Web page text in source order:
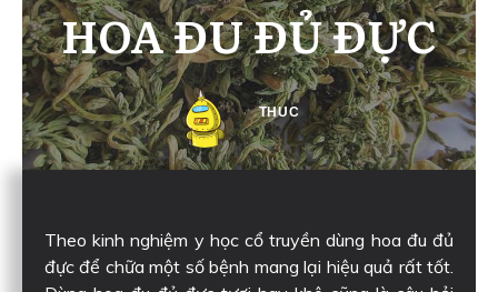
HOA ĐU ĐỦ ĐỰC
THUC
Theo kinh nghiệm y học cổ truyền dùng hoa đu đủ
đực để chữa một số bệnh mang lại hiệu quả rất tốt.